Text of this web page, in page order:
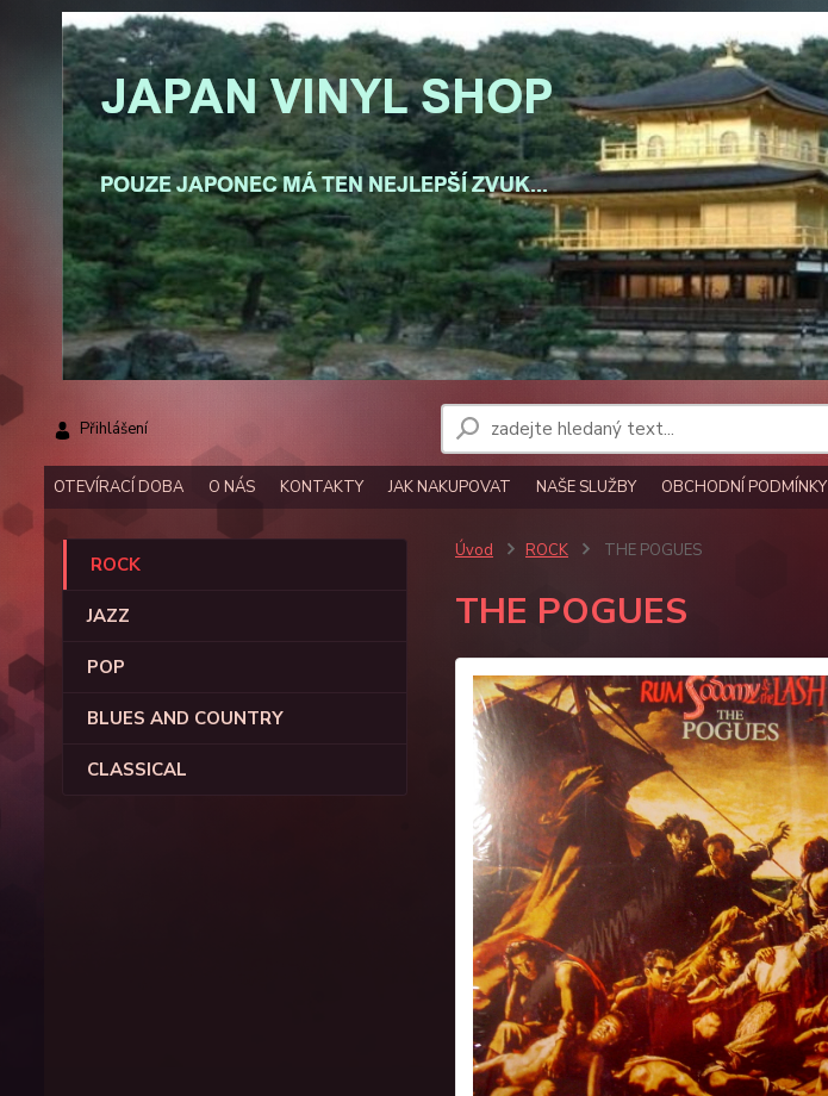
OTEVÍRACÍ DOBA O NÁS KONTAKTY JAK NAKUPOVAT NAŠE SLUŽBY OBCHODNÍ PODMÍNKY
Přihlášení
ROCK
JAZZ
POP
BLUES AND COUNTRY
CLASSICAL
Úvod ROCK THE POGUES
THE POGUES